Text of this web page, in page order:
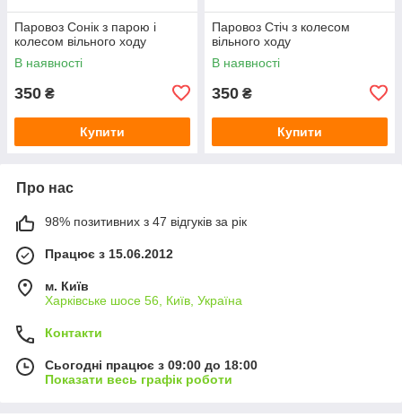
Паровоз Сонік з парою і
колесом вільного ходу
В наявності
350 ₴
Купити
Паровоз Стіч з колесом
вільного ходу
В наявності
350 ₴
Купити
Про нас
98% позитивних з 47 відгуків за рік
Працює з 15.06.2012
м. Київ
Харківське шосе 56, Київ, Україна
Контакти
Сьогодні працює з 09:00 до 18:00
Показати весь графік роботи